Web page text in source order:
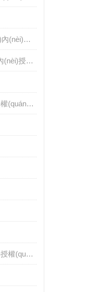
SSI Diagnostica國(guó)內(nèi)授權(quán)代理
G-biosciences國(guó)內(nèi)授權(quán)代理
Moltox國(guó)內(nèi)授權(quán)代理
BioChain國(guó)內(nèi)授權(quán)代理